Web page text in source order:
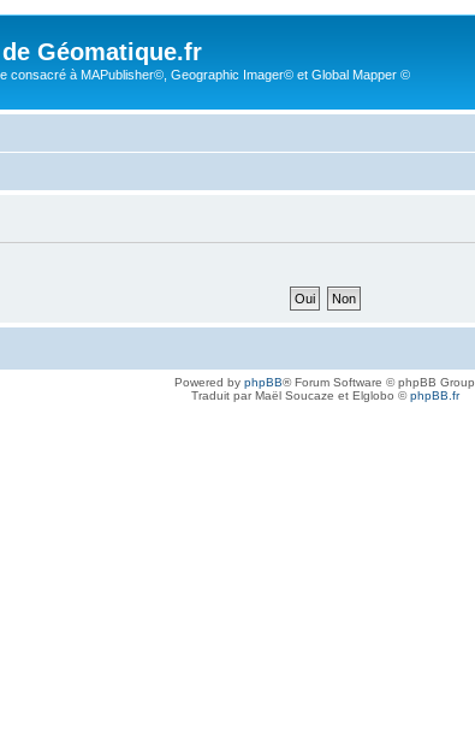
Géomatique.fr
consacré à MAPublisher©, Geographic Imager© et Global Mapper ©
Powered by phpBB® Forum Software © phpBB Group
Traduit par Maël Soucaze et Elglobo ©phpBB.fr